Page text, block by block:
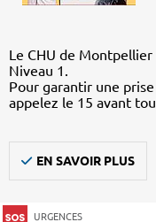
Le CHU de
Niveau 1.
Pour garantir une
appelez le 15 avant
EN SAVOIR PLUS
URGENCES